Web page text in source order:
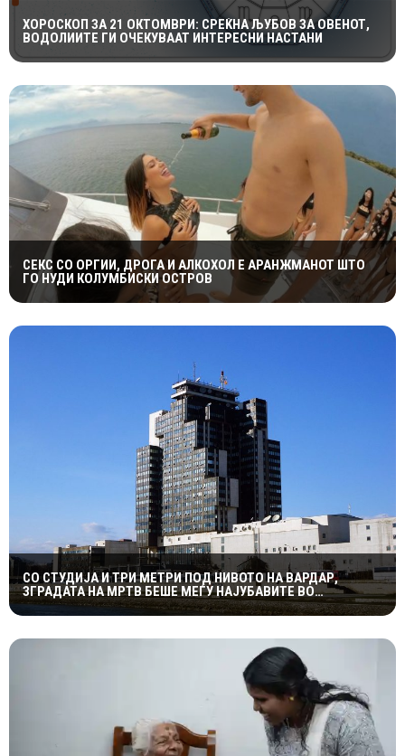
ХОРОСКОП ЗА 21 ОКТОМВРИ: СРЕЌНА ЉУБОВ ЗА ОВЕНОТ,
ВОДОЛИИТЕ ГИ ОЧЕКУВААТ ИНТЕРЕСНИ НАСТАНИ
СЕКС СО ОРГИИ, ДРОГА И АЛКОХОЛ Е АРАНЖМАНОТ ШТО
ГО НУДИ КОЛУМБИСКИ ОСТРОВ
СО СТУДИЈА И ТРИ МЕТРИ ПОД НИВОТО НА ВАРДАР,
ЗГРАДАТА НА МРТВ БЕШЕ МЕЃУ НАЈУБАВИТЕ ВО
ЈУГОСЛАВИЈА